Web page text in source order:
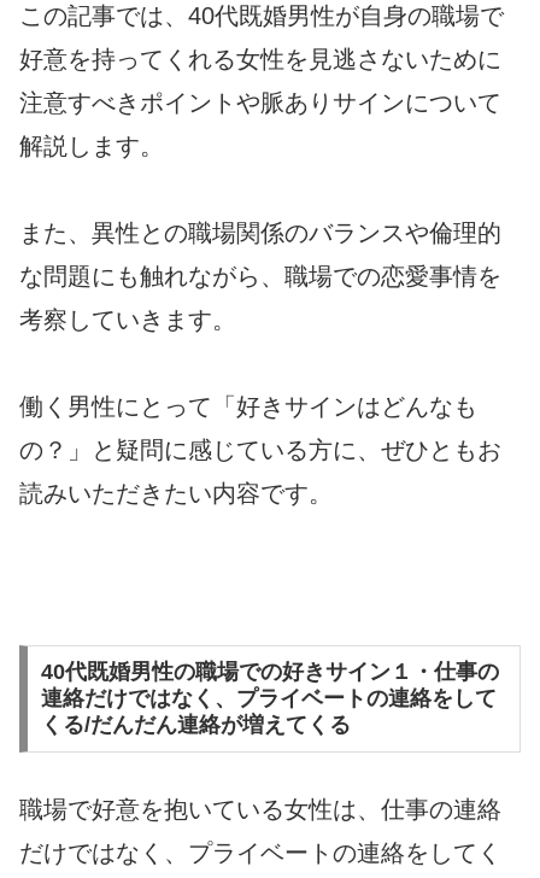
この記事では、40代既婚男性が自身の職場で
好意を持ってくれる女性を見逃さないために
注意すべきポイントや脈ありサインについて
解説します。
また、異性との職場関係のバランスや倫理的
な問題にも触れながら、職場での恋愛事情を
考察していきます。
働く男性にとって「好きサインはどんなも
の？」と疑問に感じている方に、ぜひともお
読みいただきたい内容です。
40代既婚男性の職場での好きサイン１・仕事の
連絡だけではなく、プライベートの連絡をして
くる/だんだん連絡が増えてくる
職場で好意を抱いている女性は、仕事の連絡
だけではなく、プライベートの連絡をしてく